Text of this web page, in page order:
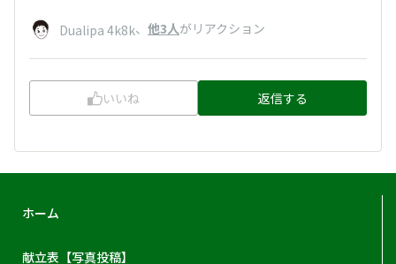
Dualipa 4k8k、 他3人がリアクション
いいね 返信する
ホーム
献立表【写真投稿】